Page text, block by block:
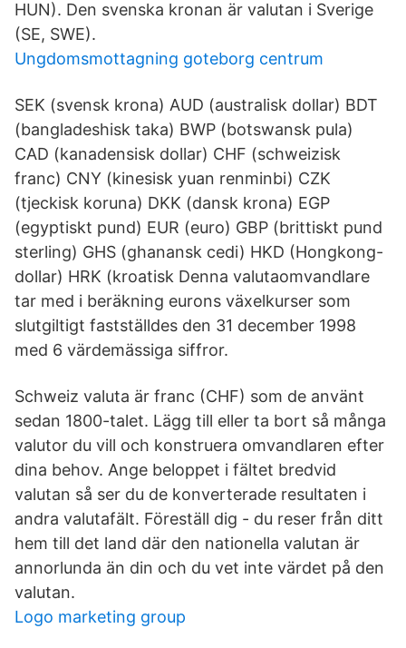
HUN). Den svenska kronan är valutan i Sverige
(SE, SWE).
Ungdomsmottagning goteborg centrum
SEK (svensk krona) AUD (australisk dollar) BDT
(bangladeshisk taka) BWP (botswansk pula)
CAD (kanadensisk dollar) CHF (schweizisk
franc) CNY (kinesisk yuan renminbi) CZK
(tjeckisk koruna) DKK (dansk krona) EGP
(egyptiskt pund) EUR (euro) GBP (brittiskt pund
sterling) GHS (ghanansk cedi) HKD (Hongkong-
dollar) HRK (kroatisk Denna valutaomvandlare
tar med i beräkning eurons växelkurser som
slutgiltigt fastställdes den 31 december 1998
med 6 värdemässiga siffror.
Schweiz valuta är franc (CHF) som de använt
sedan 1800-talet. Lägg till eller ta bort så många
valutor du vill och konstruera omvandlaren efter
dina behov. Ange beloppet i fältet bredvid
valutan så ser du de konverterade resultaten i
andra valutafält. Föreställ dig - du reser från ditt
hem till det land där den nationella valutan är
annorlunda än din och du vet inte värdet på den
valutan.
Logo marketing group